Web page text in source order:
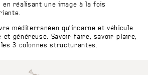
réalisant une image à la fois
méditerranéen qu’incarne et véhicule
et généreuse. Savoir-faire, savoir-plaire,
3 colonnes structurantes.